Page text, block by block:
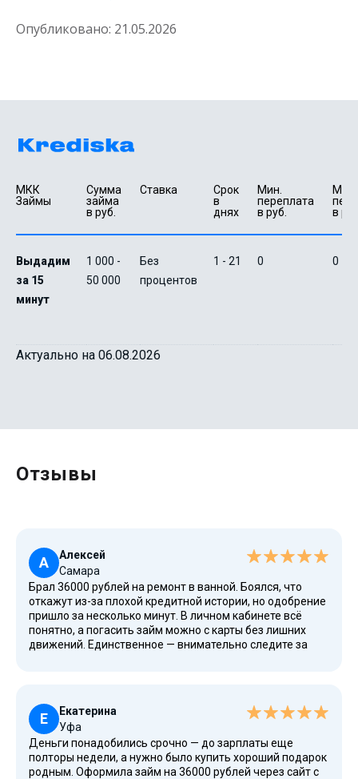
Опубликовано: 21.05.2026
МКК
Займы
Сумма
займа
в руб.
Ставка
Срок
в
днях
Мин.
переплата
в руб.
в
Выдадим
за 15
минут
1 000 -
50 000
Без
процентов
1 - 21 0 0
Актуально на 06.08.2026
Отзывы
А
Алексей
Самара
Брал 36000 рублей на ремонт в ванной. Боялся, что
откажут из-за плохой кредитной истории, но одобрение
пришло за несколько минут. В личном кабинете всё
понятно, а погасить займ можно с карты без лишних
движений. Единственное — внимательно следите за
собирать справки.
Е
Екатерина
Уфа
Деньги понадобились срочно — до зарплаты еще
полторы недели, а нужно было купить хороший подарок
родным. Оформила займ на 36000 рублей через сайт с